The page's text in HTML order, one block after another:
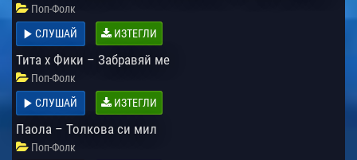
Поп-Фолк
СЛУШАЙ
ИЗТЕГЛИ
Тита х Фики – Забравяй ме
Поп-Фолк
СЛУШАЙ
ИЗТЕГЛИ
Паола – Толкова си мил
Поп-Фолк